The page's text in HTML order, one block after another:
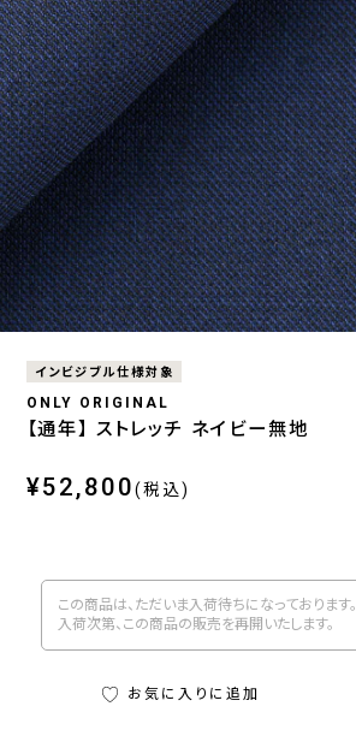
インビジブル仕様対象
ONLY ORIGINAL
【通年】 ストレッチ ネイビー無地
¥52,800(税込)
この商品は、ただいま入荷待ちになっております。
入荷次第、この商品の販売を再開いたします。
お気に入りに追加